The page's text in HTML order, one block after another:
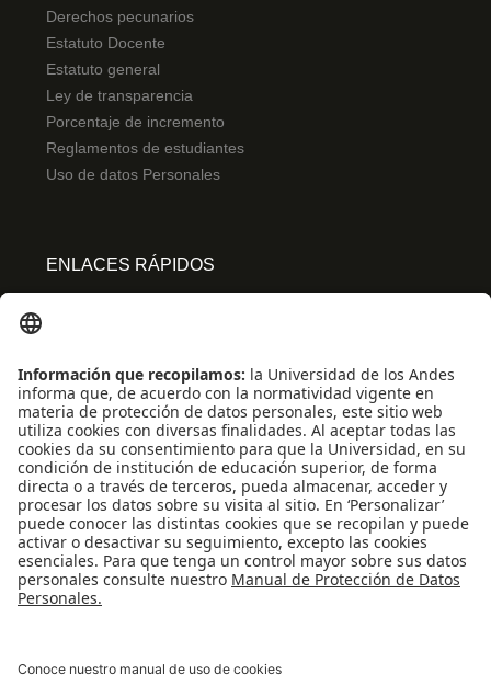
Derechos pecunarios
Estatuto Docente
Estatuto general
Ley de transparencia
Porcentaje de incremento
Reglamentos de estudiantes
Uso de datos Personales
ENLACES RÁPIDOS
Convivencia y transparencia
Emergencias: Extensión 0000
Eventos destacados
Mapa del Sitio
Multimedia
Noticias
Preguntas frecuentes